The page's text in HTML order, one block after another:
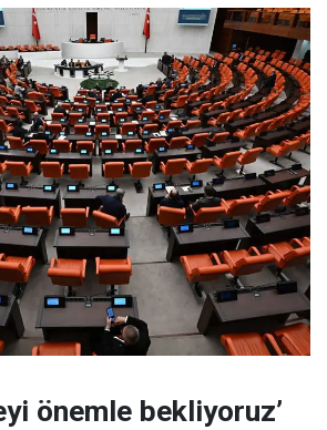
önemle bekliyoruz’